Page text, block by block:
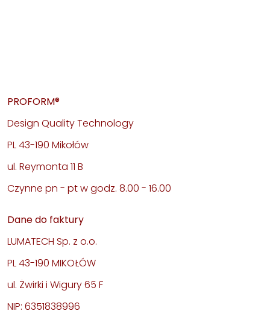
PROFORM®
Design Quality Technology
PL 43-190 Mikołów
ul. Reymonta 11 B
Czynne pn - pt w godz. 8.00 - 16.00
Dane do faktury
LUMATECH Sp. z o.o.
PL 43-190 MIKOŁÓW
ul. Żwirki i Wigury 65 F
NIP: 6351838996